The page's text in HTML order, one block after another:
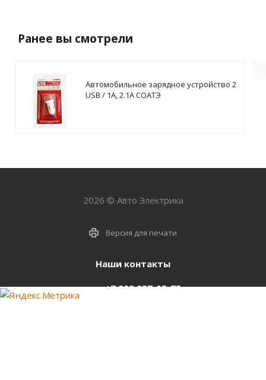
Ранее вы смотрели
Автомобильное зарядное устройство 2
USB / 1А, 2.1А СОАТЭ
2026 © Авто Электрика
Версия для печати
Наши контакты
+7 903 937-05-75